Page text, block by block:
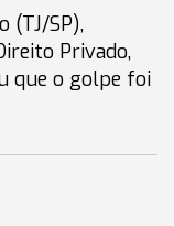
(TJ/SP),
Privado,
que o golpe foi